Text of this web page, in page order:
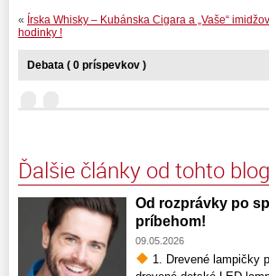
« Írska Whisky – Kubánska Cigara a „Vaše“
hodinky !
Debata ( 0 príspevkov )
Ďalšie články od tohto
Od rozprávky po
príbehom!
09.05.2026
1. Drevené lampičky